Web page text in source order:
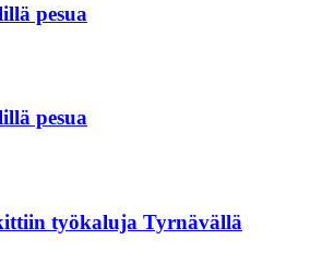
pesua
pesua
työkaluja Tyrnävällä